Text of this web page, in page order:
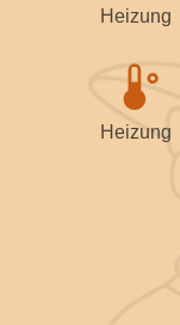
Heizung
Heizung